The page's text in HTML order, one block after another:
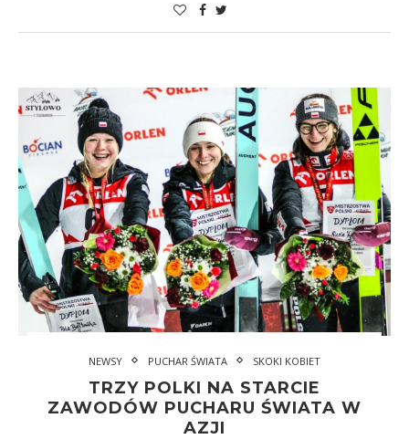
NEWSY PUCHAR ŚWIATA SKOKI KOBIET
TRZY POLKI NA STARCIE
ZAWODÓW PUCHARU ŚWIATA W
AZJI